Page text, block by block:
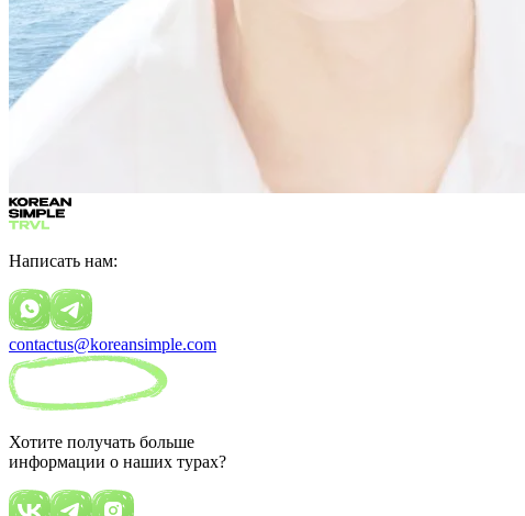
Написать нам:
contactus@koreansimple.com
Хотите получать больше
информации о наших турах?